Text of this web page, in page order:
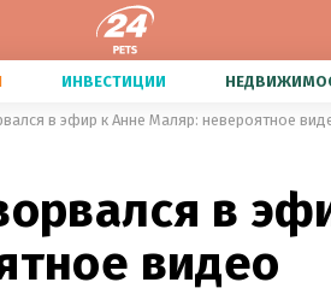
ИНВЕСТИЦИИ
в эфир к Анне Маляр: невероятное
в
видео